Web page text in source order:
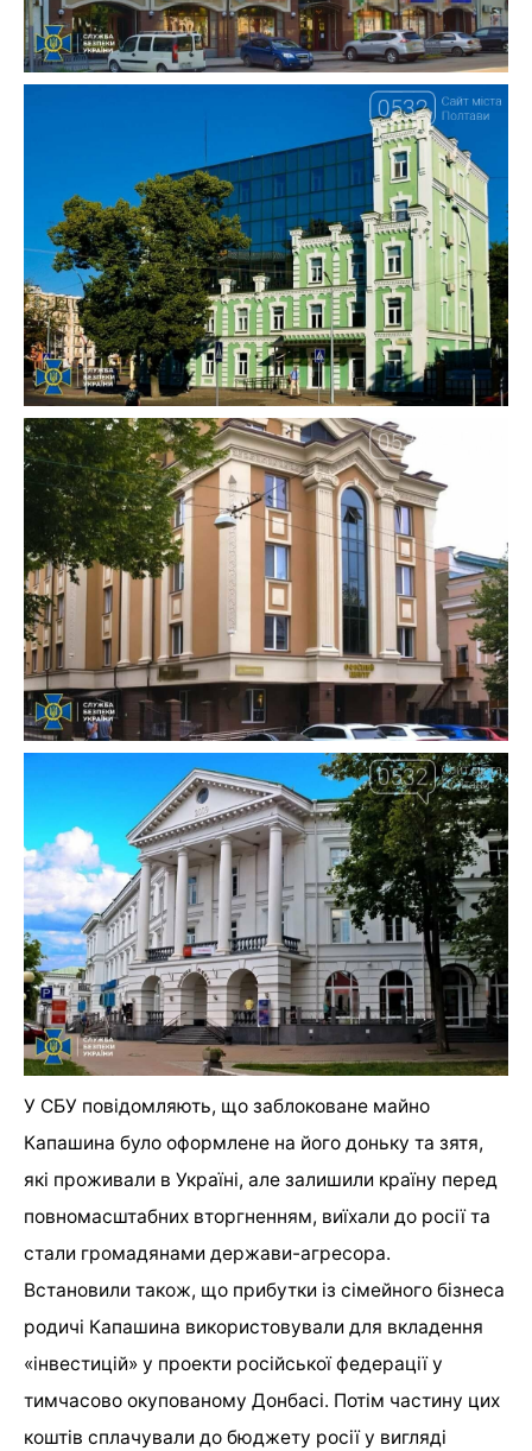
У СБУ повідомляють, що заблоковане майно
Капашина було оформлене на його доньку та зятя,
які проживали в Україні, але залишили країну перед
повномасштабних вторгненням, виїхали до росії та
стали громадянами держави-агресора.
Встановили також, що прибутки із сімейного бізнеса
родичі Капашина використовували для вкладення
«інвестицій» у проекти російської федерації у
тимчасово окупованому Донбасі. Потім частину цих
коштів сплачували до бюджету росії у вигляді